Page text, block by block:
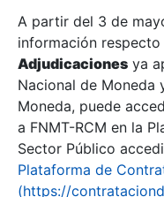
Erakutsi/Ezkutatu
Erakutsi/Ezkutatu
Erakutsi/Ezkutatu
A partir del 3 de
información respecto
Adjudicaciones ya
Nacional de Moneda
Moneda, puede
a FNMT-RCM en la
Sector Público
Plataforma de
(https://